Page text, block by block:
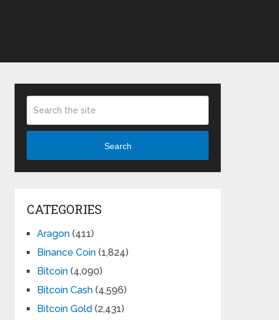
Search
CATEGORIES
Aragon (411)
Binance Coin (1,824)
Bitcoin (4,090)
Bitcoin Cash (4,596)
Bitcoin Gold (2,431)